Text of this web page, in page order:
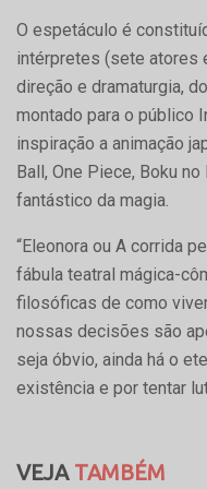
O espetáculo é
intérpretes (sete atores
direção e dramaturgia,
montado para o público
inspiração a animação
Ball, One Piece, Boku
fantástico da magia.
“Eleonora ou A corrida
fábula teatral mágica-
filosóficas de como
nossas decisões são
seja óbvio, ainda há o
existência e por tentar
VEJATAMBÉM